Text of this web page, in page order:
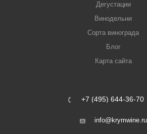
Дегустации
Винодельни
Сорта винограда
Блог
Карта сайта
+7 (495) 644-36-70
info@krymwine.ru